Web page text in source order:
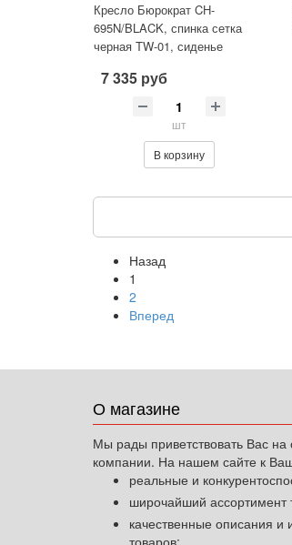
Кресло Бюрократ CH-
695N/BLACK, спинка сетка
черная TW-01, сиденье
7 335 руб
шт
В корзину
Назад
1
2
Вперед
О магазине
Мы рады приветствовать Вас на
компании. На нашем сайте к
реальные и
широчайший ассортимент
качественные описания и